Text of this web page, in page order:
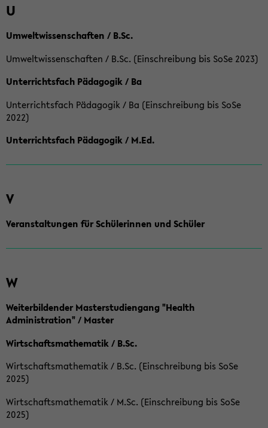
U
Umweltwissenschaften / B.Sc.
Umweltwissenschaften / B.Sc. (Einschreibung bis SoSe 2023)
Unterrichtsfach Pädagogik / Ba
Unterrichtsfach Pädagogik / Ba (Einschreibung bis SoSe
2022)
Unterrichtsfach Pädagogik / M.Ed.
V
Veranstaltungen für Schülerinnen und Schüler
W
Weiterbildender Masterstudiengang "Health
Administration" / Master
Wirtschaftsmathematik / B.Sc.
Wirtschaftsmathematik / B.Sc. (Einschreibung bis SoSe
2025)
Wirtschaftsmathematik / M.Sc. (Einschreibung bis SoSe
2025)